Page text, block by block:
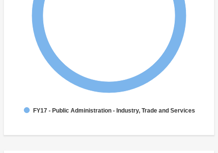
FY17 - Public Administration - Industry, Trade and Services